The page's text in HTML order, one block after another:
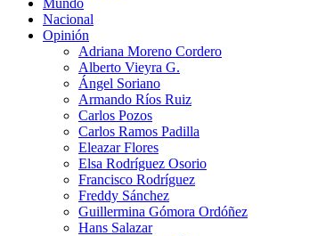
Nacional
Opinión
Adriana Moreno Cordero
Alberto Vieyra G.
Ángel Soriano
Armando Ríos Ruiz
Carlos Pozos
Carlos Ramos Padilla
Eleazar Flores
Elsa Rodríguez Osorio
Francisco Rodríguez
Freddy Sánchez
Guillermina Gómora Ordóñez
Hans Salazar